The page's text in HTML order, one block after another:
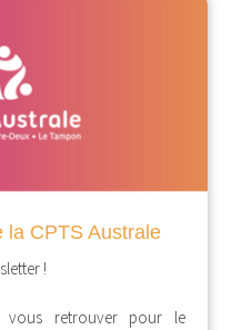
la CPTS Australe
!
vous retrouver pour le